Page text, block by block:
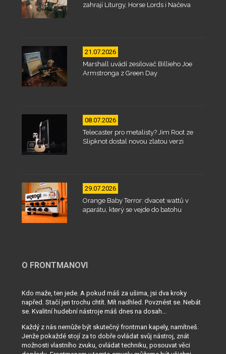
zahrají Liturgy, Horse Lords i Načeva
21.07.2026
Marshall uvádí zesilovač Billieho Joe
Armstronga z Green Day
08.07.2026
Telecaster pro metalisty? Jim Root ze
Slipknot dostal novou zlatou verzi
29.07.2026
Orange Baby Terror: dvacet wattů v
aparátu, který se vejde do batohu
O FRONTMANOVI
Kdo maže, ten jede. A pokud máš za ušima, jsi dva kroky
napřed. Stačí jen trochu chtít. Mít nadhled. Povznést se. Nebát
se. Kvalitní hudební nástroje máš dnes na dosah...
Každý z nás nemůže být skutečný frontman kapely, namítneš.
Jenže pokaždé stojí za to dobře ovládat svůj nástroj, znát
možnosti vlastního zvuku, ovládat techniku, posouvat věci